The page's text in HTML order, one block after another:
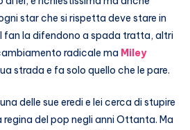
star che si rispetta deve stare in
fan la difendono a spada tratta, altri
radicale ma Miley
strada e fa solo quello che le pare.
delle sue eredi e lei cerca di stupire
del pop negli anni Ottanta. Ma